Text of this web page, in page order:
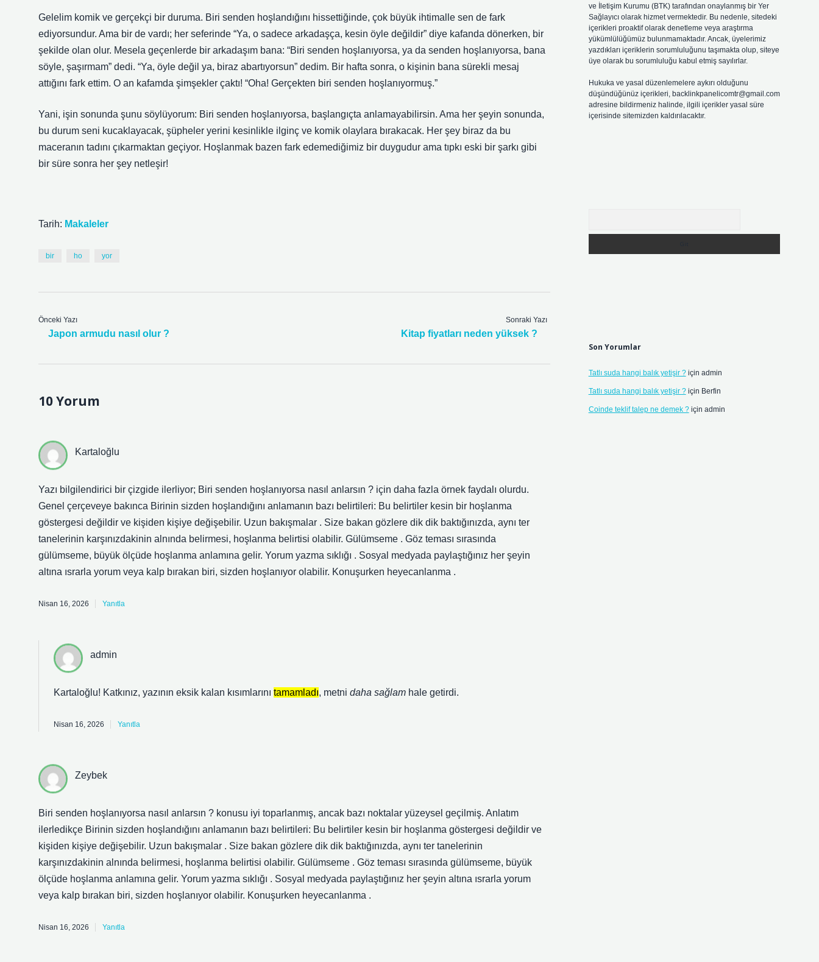
Gelelim komik ve gerçekçi bir duruma. Biri senden hoşlandığını hissettiğinde, çok büyük ihtimalle sen de fark
ediyorsundur. Ama bir de vardı; her seferinde “Ya, o sadece arkadaşça, kesin öyle değildir” diye kafanda dönerken, bir
şekilde olan olur. Mesela geçenlerde bir arkadaşım bana: “Biri senden hoşlanıyorsa, ya da senden hoşlanıyorsa, bana
söyle, şaşırmam” dedi. “Ya, öyle değil ya, biraz abartıyorsun” dedim. Bir hafta sonra, o kişinin bana sürekli mesaj
attığını fark ettim. O an kafamda şimşekler çaktı! “Oha! Gerçekten biri senden hoşlanıyormuş.”
Yani, işin sonunda şunu söylüyorum: Biri senden hoşlanıyorsa, başlangıçta anlamayabilirsin. Ama her şeyin sonunda,
bu durum seni kucaklayacak, şüpheler yerini kesinlikle ilginç ve komik olaylara bırakacak. Her şey biraz da bu
maceranın tadını çıkarmaktan geçiyor. Hoşlanmak bazen fark edemediğimiz bir duygudur ama tıpkı eski bir şarkı gibi
bir süre sonra her şey netleşir!
Tarih: Makaleler
bir ho yor
Önceki Yazı
Japon armudu nasıl olur ?
Sonraki Yazı
Kitap fiyatları neden yüksek ?
10 Yorum
Kartaloğlu
Yazı bilgilendirici bir çizgide ilerliyor; Biri senden hoşlanıyorsa nasıl anlarsın ? için daha fazla örnek faydalı olurdu.
Genel çerçeveye bakınca Birinin sizden hoşlandığını anlamanın bazı belirtileri: Bu belirtiler kesin bir hoşlanma
göstergesi değildir ve kişiden kişiye değişebilir. Uzun bakışmalar . Size bakan gözlere dik dik baktığınızda, aynı ter
tanelerinin karşınızdakinin alnında belirmesi, hoşlanma belirtisi olabilir. Gülümseme . Göz teması sırasında
gülümseme, büyük ölçüde hoşlanma anlamına gelir. Yorum yazma sıklığı . Sosyal medyada paylaştığınız her şeyin
altına ısrarla yorum veya kalp bırakan biri, sizden hoşlanıyor olabilir. Konuşurken heyecanlanma .
Nisan 16, 2026 Yanıtla
admin
Kartaloğlu! Katkınız, yazının eksik kalan kısımlarını tamamladı, metni daha sağlam hale getirdi.
Nisan 16, 2026 Yanıtla
Zeybek
Biri senden hoşlanıyorsa nasıl anlarsın ? konusu iyi toparlanmış, ancak bazı noktalar yüzeysel geçilmiş. Anlatım
ilerledikçe Birinin sizden hoşlandığını anlamanın bazı belirtileri: Bu belirtiler kesin bir hoşlanma göstergesi değildir ve
kişiden kişiye değişebilir. Uzun bakışmalar . Size bakan gözlere dik dik baktığınızda, aynı ter tanelerinin
karşınızdakinin alnında belirmesi, hoşlanma belirtisi olabilir. Gülümseme . Göz teması sırasında gülümseme, büyük
ölçüde hoşlanma anlamına gelir. Yorum yazma sıklığı . Sosyal medyada paylaştığınız her şeyin altına ısrarla yorum
veya kalp bırakan biri, sizden hoşlanıyor olabilir. Konuşurken heyecanlanma .
Nisan 16, 2026 Yanıtla
ve İletişim Kurumu (BTK) tarafından onaylanmış bir Yer
Sağlayıcı olarak hizmet vermektedir. Bu nedenle, sitedeki
içerikleri proaktif olarak denetleme veya araştırma
yükümlülüğümüz bulunmamaktadır. Ancak, üyelerimiz
yazdıkları içeriklerin sorumluluğunu taşımakta olup, siteye
üye olarak bu sorumluluğu kabul etmiş sayılırlar.
Hukuka ve yasal düzenlemelere aykırı olduğunu
düşündüğünüz içerikleri, backlinkpanelicomtr@gmail.com
adresine bildirmeniz halinde, ilgili içerikler yasal süre
içerisinde sitemizden kaldırılacaktır.
Son Yorumlar
Tatlı suda hangi balık yetişir ?için admin
Tatlı suda hangi balık yetişir ?için Berfin
Coinde teklif talep ne demek ?için admin